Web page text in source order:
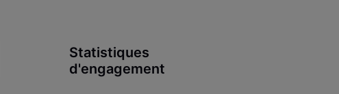
Statistiques
d'engagement